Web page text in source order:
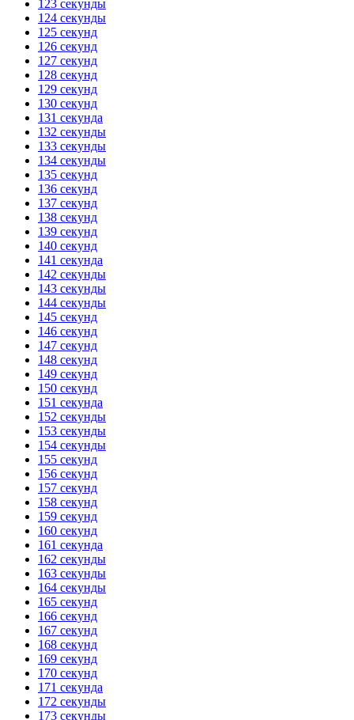
123 секунды
124 секунды
125 секунд
126 секунд
127 секунд
128 секунд
129 секунд
130 секунд
131 секунда
132 секунды
133 секунды
134 секунды
135 секунд
136 секунд
137 секунд
138 секунд
139 секунд
140 секунд
141 секунда
142 секунды
143 секунды
144 секунды
145 секунд
146 секунд
147 секунд
148 секунд
149 секунд
150 секунд
151 секунда
152 секунды
153 секунды
154 секунды
155 секунд
156 секунд
157 секунд
158 секунд
159 секунд
160 секунд
161 секунда
162 секунды
163 секунды
164 секунды
165 секунд
166 секунд
167 секунд
168 секунд
169 секунд
170 секунд
171 секунда
172 секунды
173 секунды